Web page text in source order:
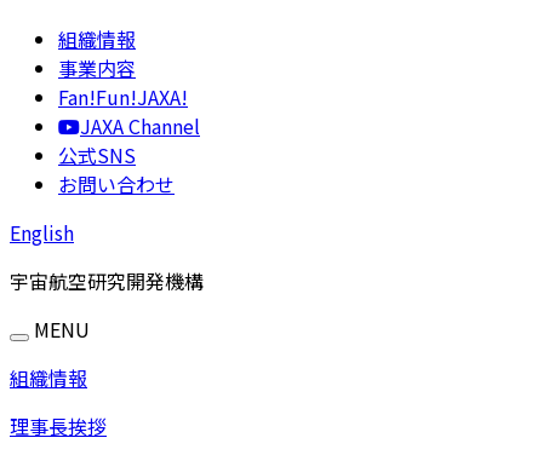
組織情報
事業内容
Fan!Fun!JAXA!
JAXA Channel
公式SNS
お問い合わせ
English
宇宙航空研究開発機構
MENU
組織情報
理事長挨拶